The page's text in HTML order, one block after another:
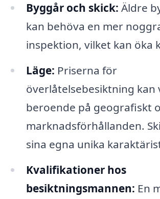
Byggår och skick: Äldre
kan behöva en mer
inspektion, vilket kan öka
Läge: Priserna för
överlåtelsebesiktning kan
beroende på geografiskt
marknadsförhållanden.
sina egna unika
Kvalifikationer hos
besiktningsmannen: En